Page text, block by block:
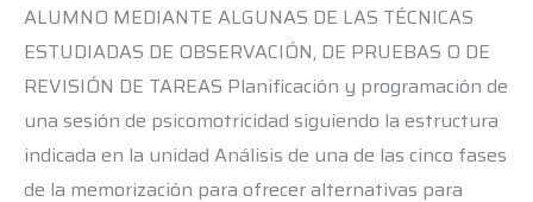
ALUMNO MEDIANTE ALGUNAS DE LAS TÉCNICAS
ESTUDIADAS DE OBSERVACIÓN, DE PRUEBAS O DE
REVISIÓN DE TAREAS Planificación y programación de
una sesión de psicomotricidad siguiendo la estructura
indicada en la unidad Análisis de una de las cinco fases
de la memorización para ofrecer alternativas para